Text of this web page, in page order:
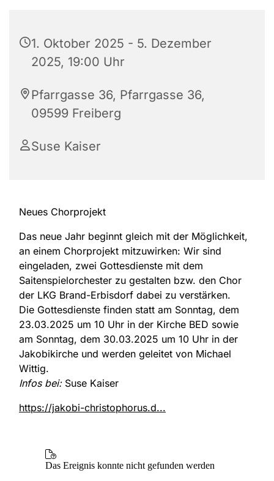
1. Oktober 2025 - 5. Dezember
2025, 19:00 Uhr
Pfarrgasse 36, Pfarrgasse 36,
09599 Freiberg
Suse Kaiser
Neues Chorprojekt
Das neue Jahr beginnt gleich mit der Möglichkeit,
an einem Chorprojekt mitzuwirken: Wir sind
eingeladen, zwei Gottesdienste mit dem
Saitenspielorchester zu gestalten bzw. den Chor
der LKG Brand-Erbisdorf dabei zu verstärken.
Die Gottesdienste finden statt am Sonntag, dem
23.03.2025 um 10 Uhr in der Kirche BED sowie
am Sonntag, dem 30.03.2025 um 10 Uhr in der
Jakobikirche und werden geleitet von Michael
Wittig.
Infos bei:Suse Kaiser
https://jakobi-christophorus.d...